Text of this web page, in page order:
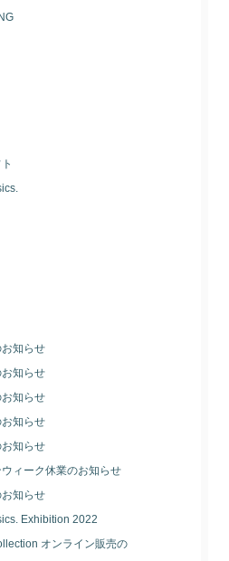
知らせ
知らせ
知らせ
知らせ
知らせ
ィーク休業のお知らせ
知らせ
Exhibition 2022
オンライン販売の